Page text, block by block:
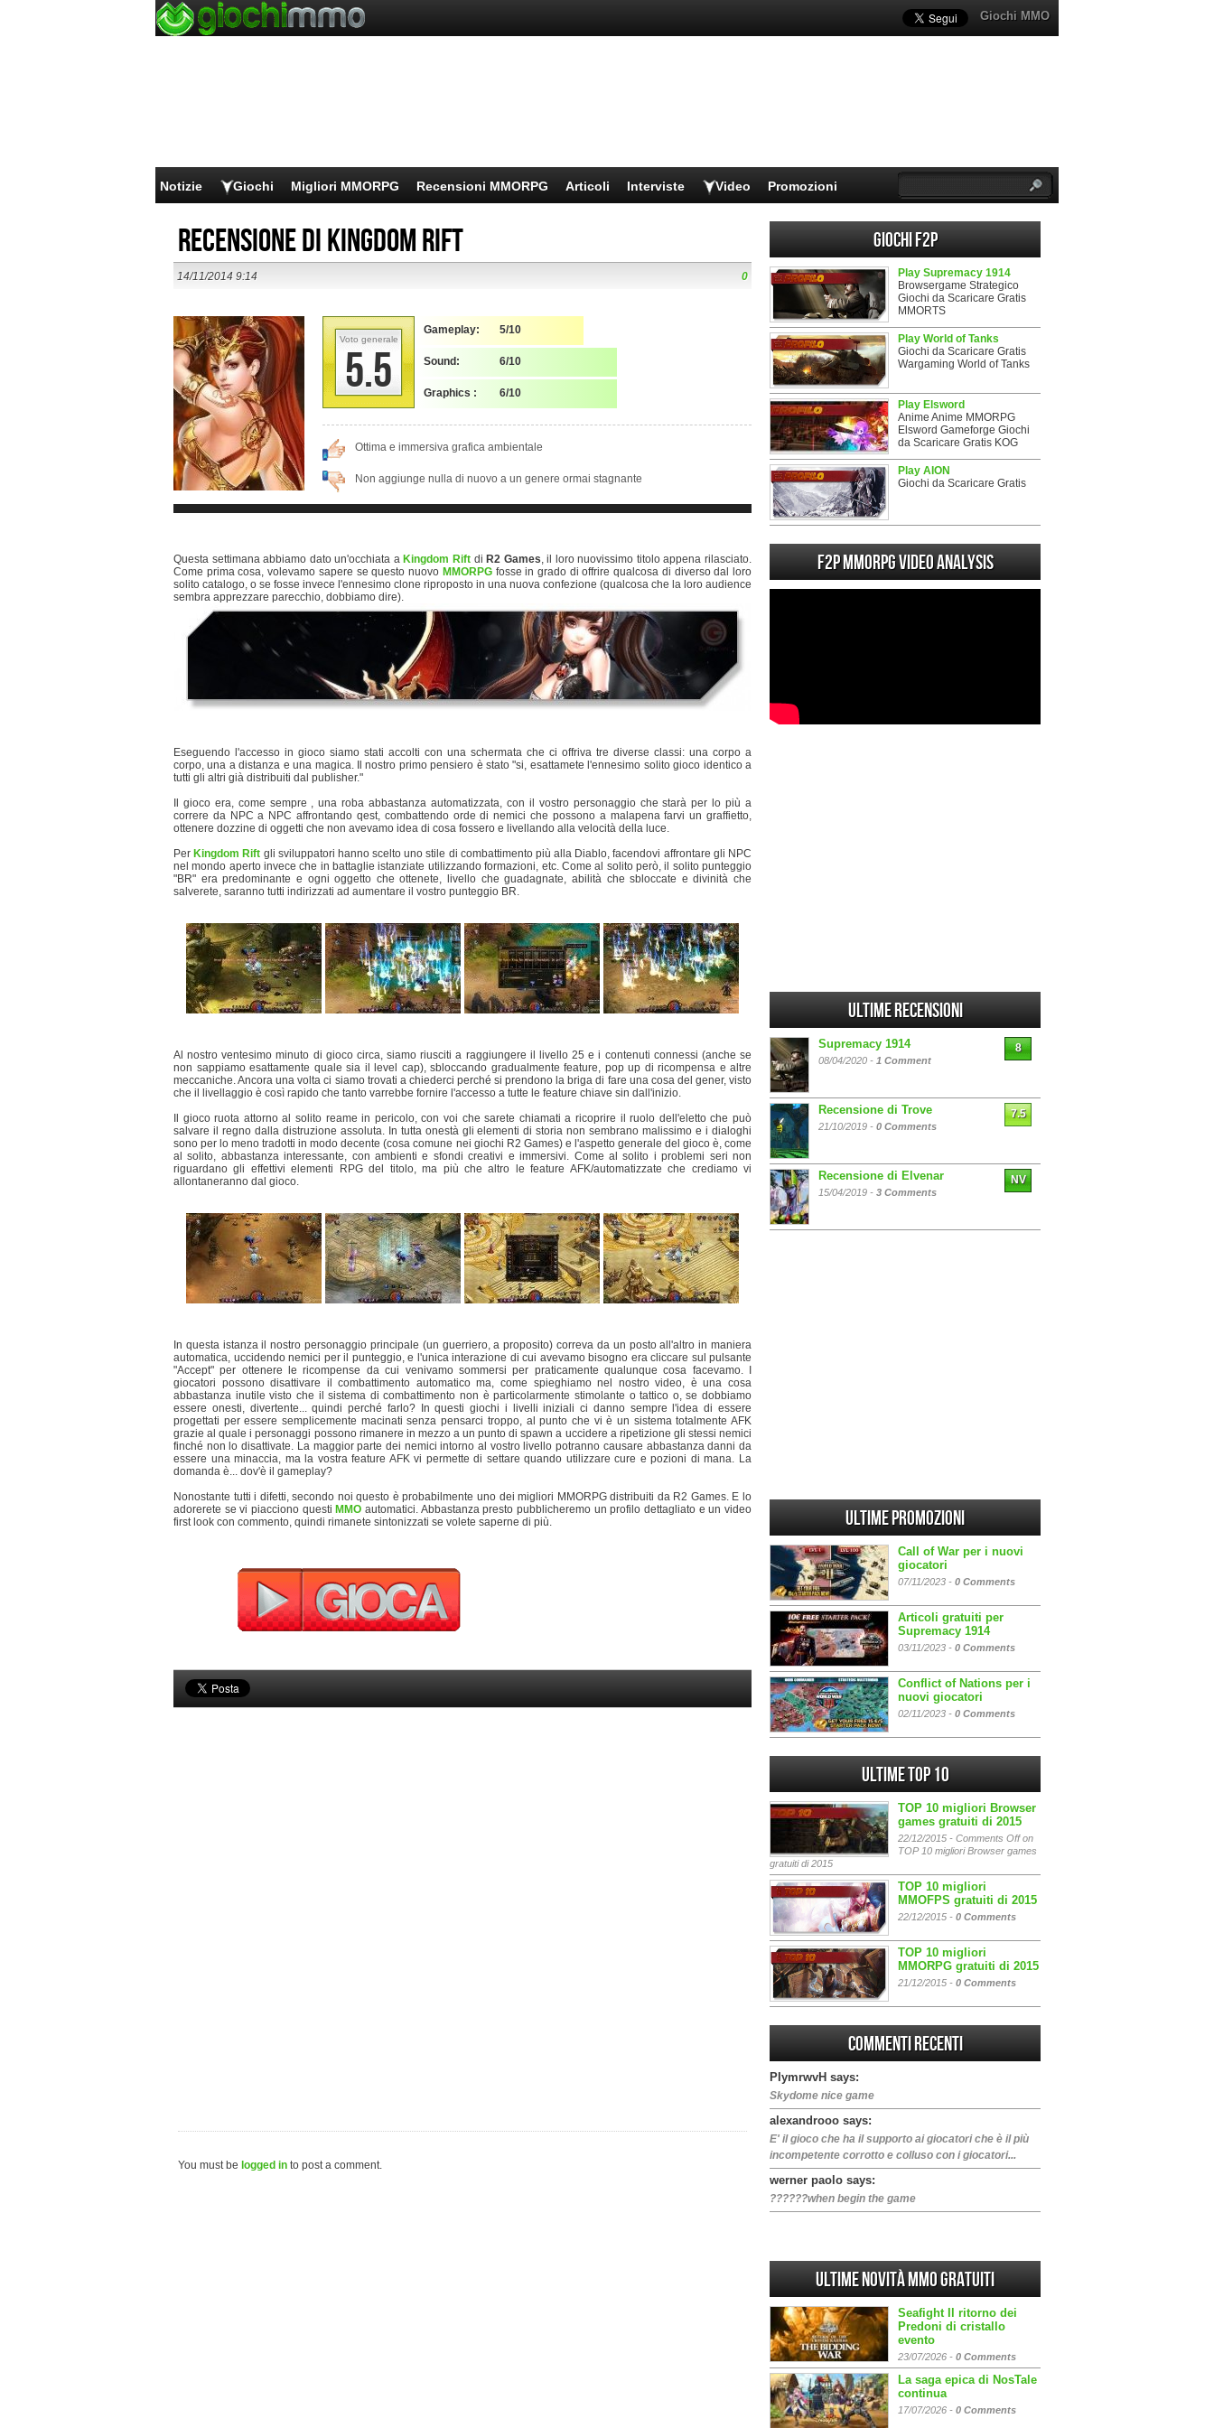
Giochi MMO
Notizie Giochi Migliori MMORPG Recensioni MMORPG Articoli Interviste Video Promozioni
Recensione di Kingdom Rift
14/11/2014 9:14 0
5.5
Voto generale
Gameplay: 5/10
Sound: 6/10
Graphics : 6/10
Ottima e immersiva grafica ambientale
Non aggiunge nulla di nuovo a un genere ormai stagnante
Questa settimana abbiamo dato un'occhiata a Kingdom Riftdi R2 Games, il loro nuovissimo titolo appena rilasciato.
Come prima cosa, volevamo sapere se questo nuovo MMORPGfosse in grado di offrire qualcosa di diverso dal loro
solito catalogo, o se fosse invece l'ennesimo clone riproposto in una nuova confezione (qualcosa che la loro audience
sembra apprezzare parecchio, dobbiamo dire).
Eseguendo l'accesso in gioco siamo stati accolti con una schermata che ci offriva tre diverse classi: una corpo a
corpo, una a distanza e una magica. Il nostro primo pensiero è stato "si, esattamete l'ennesimo solito gioco identico a
tutti gli altri già distribuiti dal publisher."
Il gioco era, come sempre , una roba abbastanza automatizzata, con il vostro personaggio che starà per lo più a
correre da NPC a NPC affrontando qest, combattendo orde di nemici che possono a malapena farvi un graffietto,
ottenere dozzine di oggetti che non avevamo idea di cosa fossero e livellando alla velocità della luce.
Per Kingdom Rift gli sviluppatori hanno scelto uno stile di combattimento più alla Diablo, facendovi affrontare gli NPC
nel mondo aperto invece che in battaglie istanziate utilizzando formazioni, etc. Come al solito però, il solito punteggio
"BR" era predominante e ogni oggetto che ottenete, livello che guadagnate, abilità che sbloccate e divinità che
salverete, saranno tutti indirizzati ad aumentare il vostro punteggio BR.
Al nostro ventesimo minuto di gioco circa, siamo riusciti a raggiungere il livello 25 e i contenuti connessi (anche se
non sappiamo esattamente quale sia il level cap), sbloccando gradualmente feature, pop up di ricompensa e altre
meccaniche. Ancora una volta ci siamo trovati a chiederci perché si prendono la briga di fare una cosa del gener, visto
che il livellaggio è così rapido che tanto varrebbe fornire l'accesso a tutte le feature chiave sin dall'inizio.
Il gioco ruota attorno al solito reame in pericolo, con voi che sarete chiamati a ricoprire il ruolo dell'eletto che può
salvare il regno dalla distruzione assoluta. In tutta onestà gli elementi di storia non sembrano malissimo e i dialoghi
sono per lo meno tradotti in modo decente (cosa comune nei giochi R2 Games) e l'aspetto generale del gioco è, come
al solito, abbastanza interessante, con ambienti e sfondi creativi e immersivi. Come al solito i problemi seri non
riguardano gli effettivi elementi RPG del titolo, ma più che altro le feature AFK/automatizzate che crediamo vi
allontaneranno dal gioco.
In questa istanza il nostro personaggio principale (un guerriero, a proposito) correva da un posto all'altro in maniera
automatica, uccidendo nemici per il punteggio, e l'unica interazione di cui avevamo bisogno era cliccare sul pulsante
"Accept" per ottenere le ricompense da cui venivamo sommersi per praticamente qualunque cosa facevamo. I
giocatori possono disattivare il combattimento automatico ma, come spieghiamo nel nostro video, è una cosa
abbastanza inutile visto che il sistema di combattimento non è particolarmente stimolante o tattico o, se dobbiamo
essere onesti, divertente... quindi perché farlo? In questi giochi i livelli iniziali ci danno sempre l'idea di essere
progettati per essere semplicemente macinati senza pensarci troppo, al punto che vi è un sistema totalmente AFK
grazie al quale i personaggi possono rimanere in mezzo a un punto di spawn a uccidere a ripetizione gli stessi nemici
finché non lo disattivate. La maggior parte dei nemici intorno al vostro livello potranno causare abbastanza danni da
essere una minaccia, ma la vostra feature AFK vi permette di settare quando utilizzare cure e pozioni di mana. La
domanda è... dov'è il gameplay?
Nonostante tutti i difetti, secondo noi questo è probabilmente uno dei migliori MMORPG distribuiti da R2 Games. E lo
adorerete se vi piacciono questi MMO automatici. Abbastanza presto pubblicheremo un profilo dettagliato e un video
first look con commento, quindi rimanete sintonizzati se volete saperne di più.
You must be logged in to post a comment.
Giochi F2P
Play Supremacy 1914
Browsergame Strategico
Giochi da Scaricare Gratis
MMORTS
Play World of Tanks
Giochi da Scaricare Gratis
Wargaming World of Tanks
Play Elsword
Anime Anime MMORPG
Elsword Gameforge Giochi
da Scaricare Gratis KOG
Play AION
Giochi da Scaricare Gratis
F2P MMORPG Video analysis
Ultime Recensioni
Supremacy 1914
08/04/2020 - 1 Comment
8
Recensione di Trove
21/10/2019 - 0 Comments
7.5
Recensione di Elvenar
15/04/2019 - 3 Comments
NV
Ultime promozioni
Call of War per i nuovi
giocatori
07/11/2023 - 0 Comments
Articoli gratuiti per
Supremacy 1914
03/11/2023 - 0 Comments
Conflict of Nations per i
nuovi giocatori
02/11/2023 - 0 Comments
Ultime Top 10
TOP 10 migliori Browser
games gratuiti di 2015
22/12/2015 - Comments Offon
TOP 10 migliori Browser games
gratuiti di 2015
TOP 10 migliori
MMOFPS gratuiti di 2015
22/12/2015 - 0 Comments
TOP 10 migliori
MMORPG gratuiti di 2015
21/12/2015 - 0 Comments
Commenti Recenti
PIymrwvH says:
Skydome nice game
alexandrooo says:
E' il gioco che ha il supporto ai giocatori che è il più
incompetente corrotto e colluso con i giocatori...
werner paolo says:
??????when begin the game
Ultime Novità MMO gratuiti
Seafight Il ritorno dei
Predoni di cristallo
evento
23/07/2026 - 0 Comments
La saga epica di NosTale
continua
17/07/2026 - 0 Comments